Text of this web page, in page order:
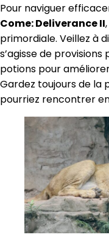
Pour naviguer
Come: Deliverance II
primordiale. Veillez à
s’agisse de
potions pour
Gardez toujours de la
pourriez rencontrer